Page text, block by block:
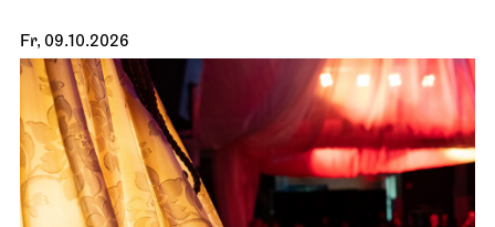
Fr, 09.10.2026